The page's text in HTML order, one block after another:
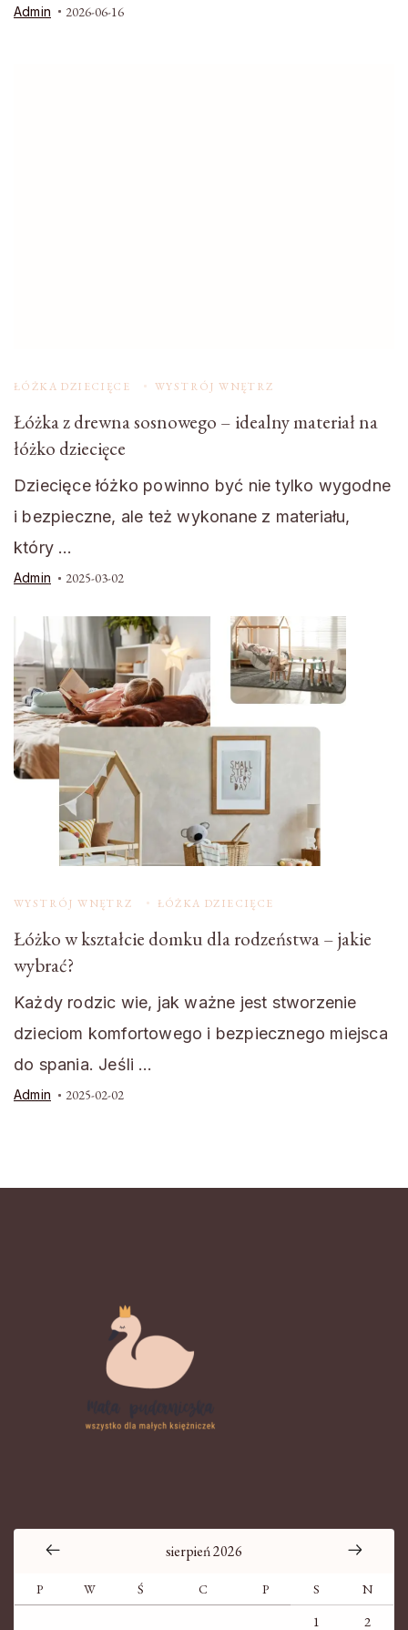
Admin 2026-06-16
ŁÓŻKA DZIECIĘCE WYSTRÓJ WNĘTRZ
Łóżka z drewna sosnowego – idealny materiał na
łóżko dziecięce
Dziecięce łóżko powinno być nie tylko wygodne
i bezpieczne, ale też wykonane z materiału,
który …
Admin 2025-03-02
WYSTRÓJ WNĘTRZ ŁÓŻKA DZIECIĘCE
Łóżko w kształcie domku dla rodzeństwa – jakie
wybrać?
Każdy rodzic wie, jak ważne jest stworzenie
dzieciom komfortowego i bezpiecznego miejsca
do spania. Jeśli …
Admin 2025-02-02
sierpień 2026
P W Ś C P S N
1 2